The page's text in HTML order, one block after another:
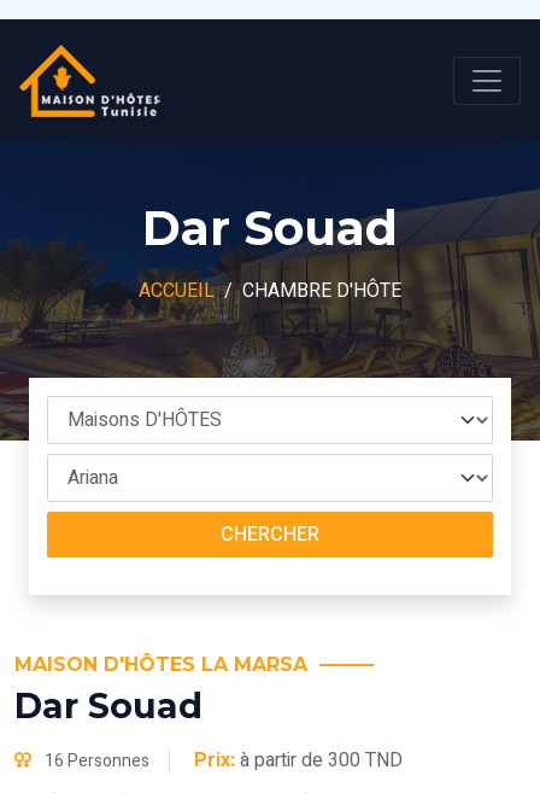
Dar Souad
ACCUEIL CHAMBRE D'HÔTE
CHERCHER
MAISON D'HÔTES LA MARSA
Dar Souad
16 Personnes Prix:à partir de 300 TND